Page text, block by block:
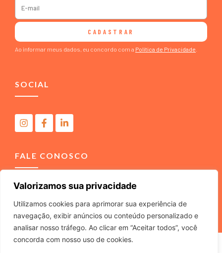
Valorizamos sua privacidade
Utilizamos cookies para aprimorar sua experiência de
navegação, exibir anúncios ou conteúdo personalizado e
analisar nosso tráfego. Ao clicar em “Aceitar todos”, você
concorda com nosso uso de cookies.
CADASTRAR
Ao informar meus dados, eu concordo com a Política de Privacidade
SOCIAL
FALE CONOSCO
(11) 4040-3666 contato@m2comunicacao.com.br
M2 COMUNICACAO JURIDICA LTDA – ME – CNPJ